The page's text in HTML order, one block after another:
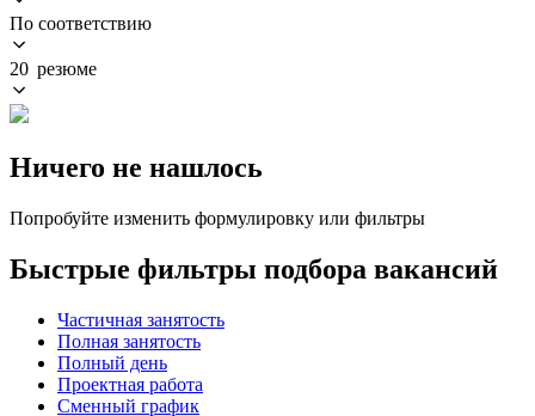
По соответствию
20 резюме
Ничего не нашлось
Попробуйте изменить формулировку или фильтры
Быстрые фильтры подбора вакансий
Частичная занятость
Полная занятость
Полный день
Проектная работа
Сменный график